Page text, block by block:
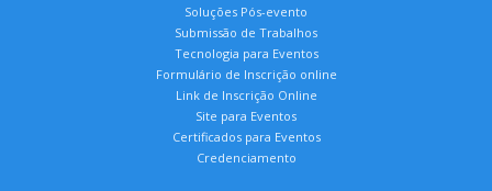
Soluções Pós-evento
Submissão de Trabalhos
Tecnologia para Eventos
Formulário de Inscrição online
Link de Inscrição Online
Site para Eventos
Certificados para Eventos
Credenciamento